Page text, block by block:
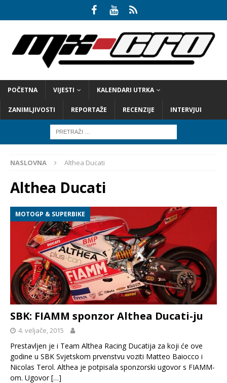
POČETNA VIJESTI KALENDARI UTRKA
ZANIMLJIVOSTI REPORTAŽE RECENZIJE INTERVJUI
NASLOVNA Althea Ducati
Althea Ducati
MOTOGP & SUPERBIKE
SBK: FIAMM sponzor Althea Ducati-ju
4. veljače, 2015
Prestavljen je i Team Althea Racing Ducatija za koji će ove
godine u SBK Svjetskom prvenstvu voziti Matteo Baiocco i
Nicolas Terol. Althea je potpisala sponzorski ugovor s FIAMM-
om. Ugovor[…]